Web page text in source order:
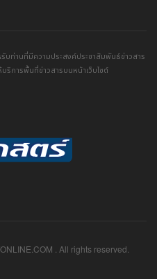
ท่านที่มีความประสงค์ประชาสัมพันธ์ข่าวสาร
บริการพื้นที่ข่าวสารบนหน้าเว็บไซต์
. All rights reserved.